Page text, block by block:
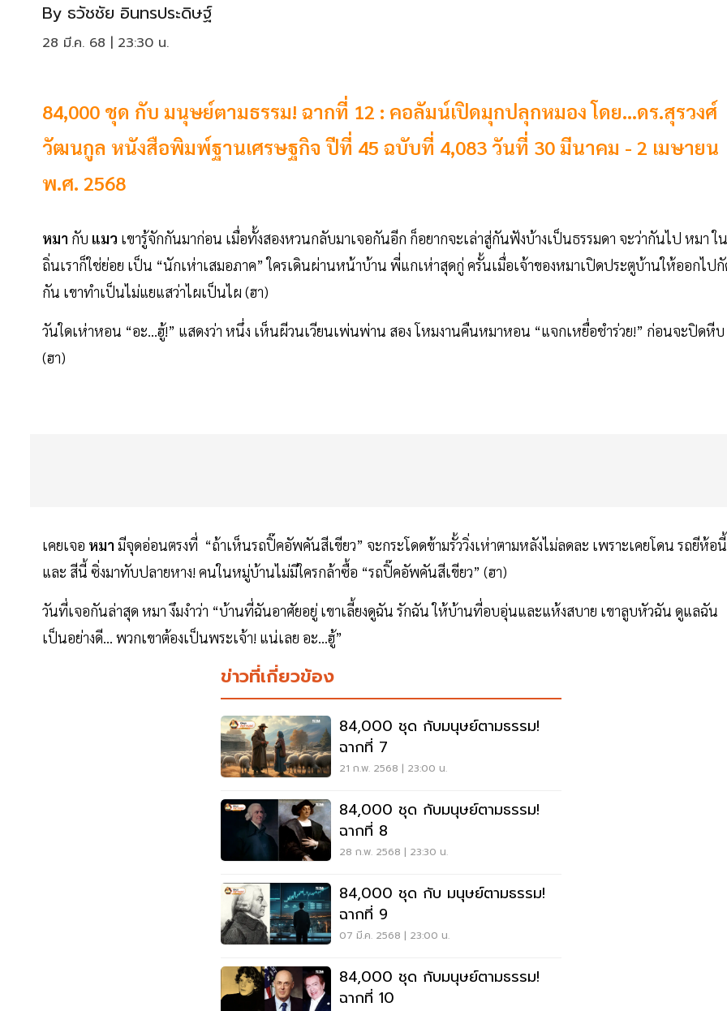
By ธวัชชัย อินทรประดิษฐ์
28 มี.ค. 68 | 23:30 น.
84,000 ชุด กับ มนุษย์ตามธรรม! ฉากที่ 12 : คอลัมน์เปิดมุกปลุกหมอง โดย...ดร.สุรวงศ์
วัฒนกูล หนังสือพิมพ์ฐานเศรษฐกิจ ปีที่ 45 ฉบับที่ 4,083 วันที่ 30 มีนาคม - 2 เมษายน
พ.ศ. 2568
หมา กับ แมว เขารู้จักกันมาก่อน เมื่อทั้งสองหวนกลับมาเจอกันอีก ก็อยากจะเล่าสู่กันฟังบ้างเป็นธรรมดา จะว่ากันไป หมา ใน
ถิ่นเราก็ใช่ย่อย เป็น “นักเห่าเสมอภาค” ใครเดินผ่านหน้าบ้าน พี่แกเห่าสุดกู่ ครั้นเมื่อเจ้าของหมาเปิดประตูบ้านให้ออกไป
กัน เขาทำเป็นไม่แยแสว่าไผเป็นไผ (ฮา)
วันใดเห่าหอน “อะ...ฮู้!” แสดงว่า หนึ่ง เห็นผีวนเวียนเพ่นพ่าน สอง โหมงานคืนหมาหอน “แจกเหยื่อชำร่วย!” ก่อนจะปิดหีบ
(ฮา)
เคยเจอ หมา มีจุดอ่อนตรงที่ “ถ้าเห็นรถปิ๊คอัพคันสีเขียว” จะกระโดดข้ามรั้ววิ่งเห่าตามหลังไม่ลดละ เพราะเคยโดน รถยีห้อนี้
และ สีนี้ ซิ่งมาทับปลายหาง! คนในหมู่บ้านไม่มีใครกล้าซื้อ “รถปิ๊คอัพคันสีเขียว” (ฮา)
วันที่เจอกันล่าสุด หมา งึมงำว่า “บ้านที่ฉันอาศัยอยู่ เขาเลี้ยงดูฉัน รักฉัน ให้บ้านที่อบอุ่นและแห้งสบาย เขาลูบหัวฉัน ดูแลฉัน
เป็นอย่างดี… พวกเขาต้องเป็นพระเจ้า! แน่เลย อะ…ฮู้”
ข่าวที่เกี่ยวข้อง
84,000 ชุด กับมนุษย์ตามธรรม!
ฉากที่ 7
21 ก.พ. 2568 | 23:00 น.
84,000 ชุด กับมนุษย์ตามธรรม!
ฉากที่ 8
28 ก.พ. 2568 | 23:30 น.
84,000 ชุด กับ มนุษย์ตามธรรม!
ฉากที่ 9
07 มี.ค. 2568 | 23:00 น.
84,000 ชุด กับมนุษย์ตามธรรม!
ฉากที่ 10